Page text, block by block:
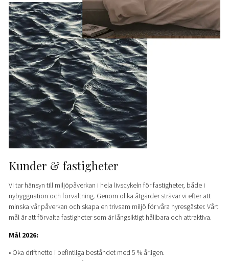
Kunder & fastigheter
Vi tar hänsyn till miljöpåverkan i hela livscykeln för fastigheter, både i
nybyggnation och förvaltning. Genom olika åtgärder strävar vi efter att
minska vår påverkan och skapa en trivsam miljö för våra hyresgäster. Vårt
mål är att förvalta fastigheter som är långsiktigt hållbara och attraktiva.
Mål 2026:
• Öka driftnetto i befintliga beståndet med 5 % årligen.